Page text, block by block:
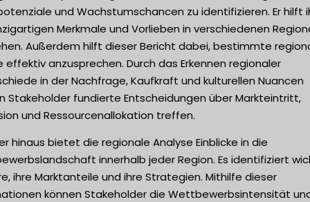
und Wachstumschancen zu identifizieren. Er hilft
Merkmale und Vorlieben in verschiedenen
Außerdem hilft dieser Bericht dabei, bestimmte
effektiv anzusprechen. Durch das Erkennen regionaler
in der Nachfrage, Kaufkraft und kulturellen Nuancen
Stakeholder fundierte Entscheidungen über Markteintritt,
und Ressourcenallokation treffen.
hinaus bietet die regionale Analyse Einblicke in die
innerhalb jeder Region. Es identifiziert
ihre Marktanteile und ihre Strategien. Mithilfe dieser
können Stakeholder die Wettbewerbsintensität